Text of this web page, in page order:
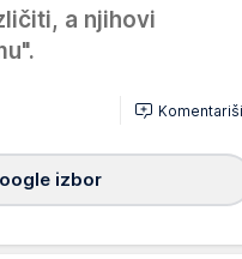
a njihovi
Komentariši
izbor